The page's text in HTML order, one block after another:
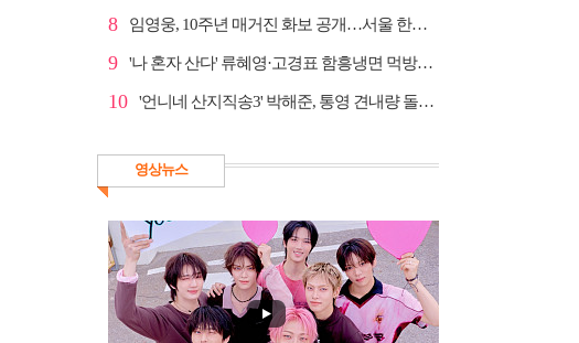
8 임영웅, 10주년 매거진 화보 공개…서울 한복판 대형 현...
9 '나 혼자 산다' 류혜영·고경표 함흥냉면 먹방→남산 산책
10 '언니네 산지직송3' 박해준, 통영 견내량 돌미역 조업 ...
영상뉴스